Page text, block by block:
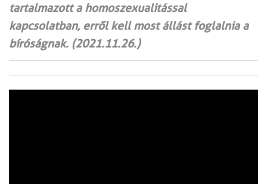
tartalmazott a homoszexualitással
kapcsolatban, erről kell most állást foglalnia a
bíróságnak. (2021.11.26.)